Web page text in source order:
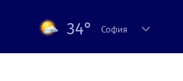
34° София